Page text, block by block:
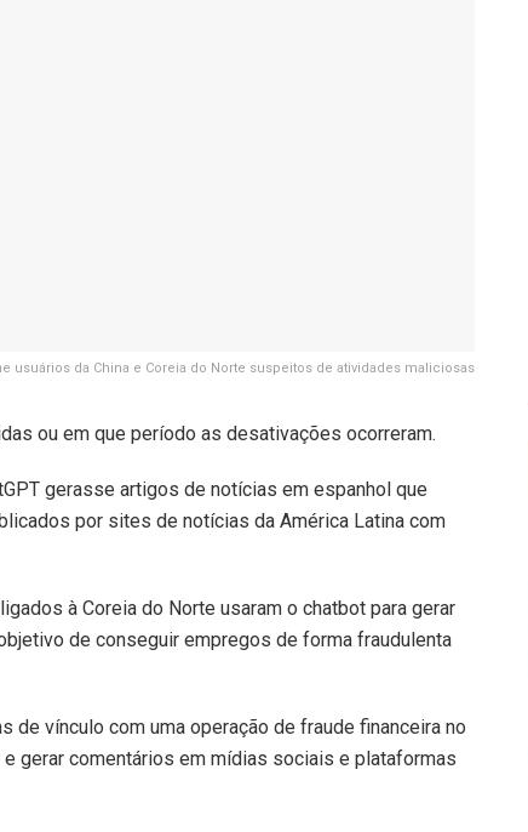
usuários da China e Coreia do Norte suspeitos de atividades maliciosas
ou em que período as desativações ocorreram.
gerasse artigos de notícias em espanhol que
por sites de notícias da América Latina com
à Coreia do Norte usaram o chatbot para gerar
de conseguir empregos de forma fraudulenta
de vínculo com uma operação de fraude financeira no
gerar comentários em mídias sociais e plataformas